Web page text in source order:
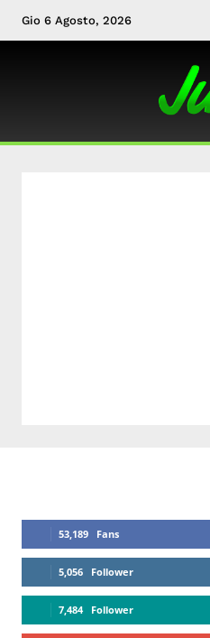
Gio 6 Agosto, 2026
53,189 Fans
5,056 Follower
7,484 Follower